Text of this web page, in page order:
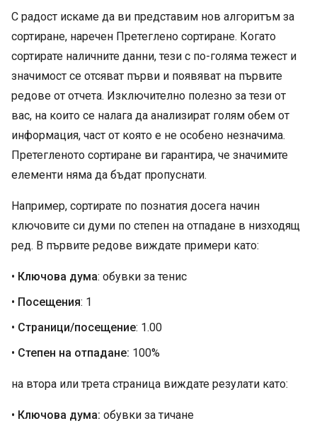
С радост искаме да ви представим нов алгоритъм за
сортиране, наречен Претеглено сортиране. Когато
сортирате наличните данни, тези с по-голяма тежест и
значимост се отсяват първи и появяват на първите
редове от отчета. Изключително полезно за тези от
вас, на които се налага да анализират голям обем от
информация, част от която е не особено незначима.
Претегленото сортиране ви гарантира, че значимите
елементи няма да бъдат пропуснати.
Например, сортирате по познатия досега начин
ключовите си думи по степен на отпадане в низходящ
ред. В първите редове виждате примери като:
• Ключова дума: обувки за тенис
• Посещения: 1
• Страници/посещение: 1.00
• Степен на отпадане: 100%
на втора или трета страница виждате резулати като:
• Ключова дума: обувки за тичане